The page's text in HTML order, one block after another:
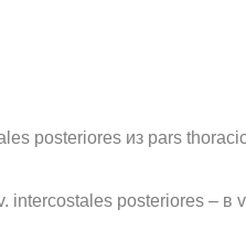
posteriores из pars
intercostales posteriores – в